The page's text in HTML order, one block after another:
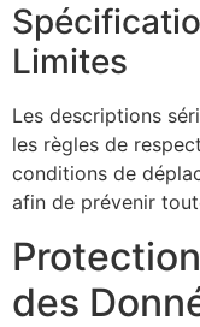
Limites
Les descriptions
les règles de
conditions de
afin de prévenir
des